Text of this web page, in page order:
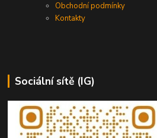
Obchodní podmínky
Kontakty
Sociální sítě (IG)